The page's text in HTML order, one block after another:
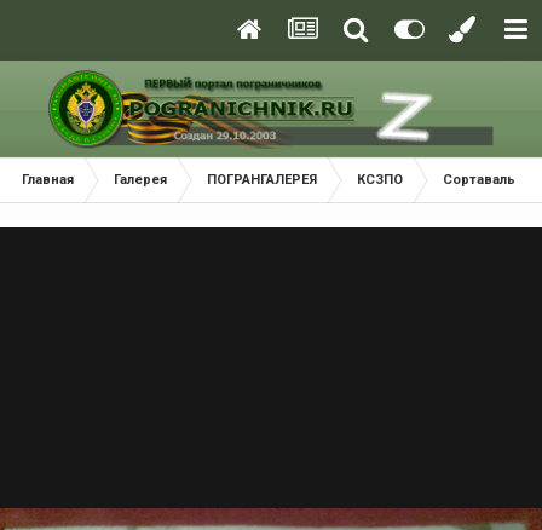
Главная Галерея ПОГРАНГАЛЕРЕЯ КСЗПО